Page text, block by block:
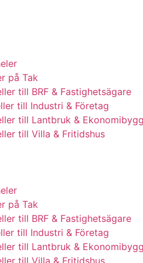
på Tak
till BRF & Fastighetsägare
till Industri & Företag
till Lantbruk &
till Villa & Fritidshus
på Tak
till BRF & Fastighetsägare
till Industri & Företag
till Lantbruk &
till Villa & Fritidshus